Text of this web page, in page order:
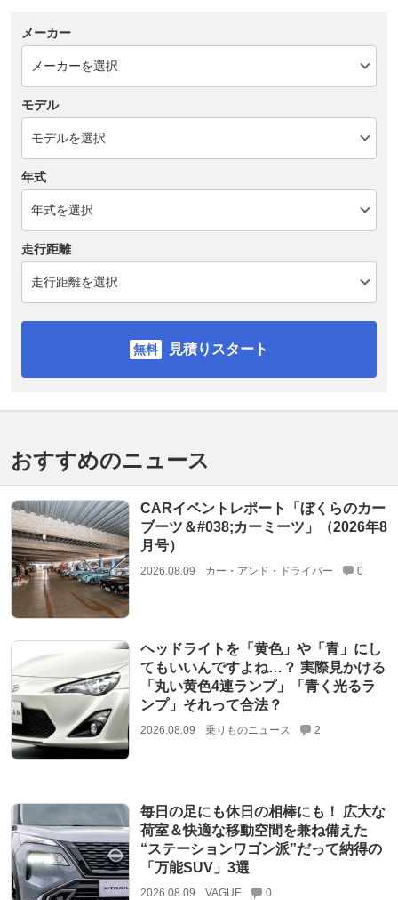
メーカー
モデル
年式
走行距離
見積りスタート
おすすめのニュース
CARイベントレポート「ぼくらのカー
ブーツ＆#038;カーミーツ」（2026年8
月号）
2026.08.09 カー・アンド・ドライバー 0
ヘッドライトを「黄色」や「青」にし
てもいいんですよね…？ 実際見かける
「丸い黄色4連ランプ」「青く光るラ
ンプ」それって合法？
2026.08.09 乗りものニュース 2
毎日の足にも休日の相棒にも！ 広大な
荷室＆快適な移動空間を兼ね備えた
“ステーションワゴン派”だって納得の
「万能SUV」3選
2026.08.09 VAGUE 0